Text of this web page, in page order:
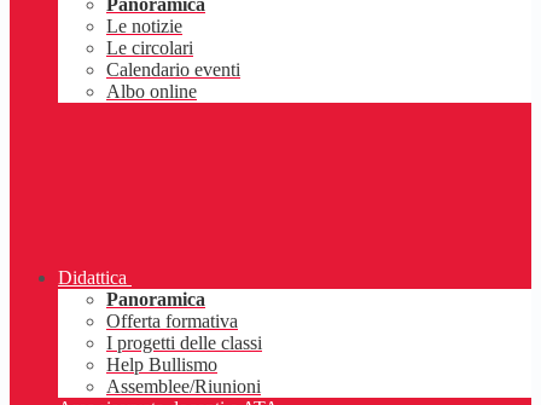
Panoramica
Le notizie
Le circolari
Calendario eventi
Albo online
Didattica
Panoramica
Offerta formativa
I progetti delle classi
Help Bullismo
Assemblee/Riunioni